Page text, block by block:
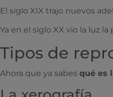
El siglo XIX trajo nuevos
Ya en el siglo XX vio la luz
Tipos de
Ahora que ya sabes qué es